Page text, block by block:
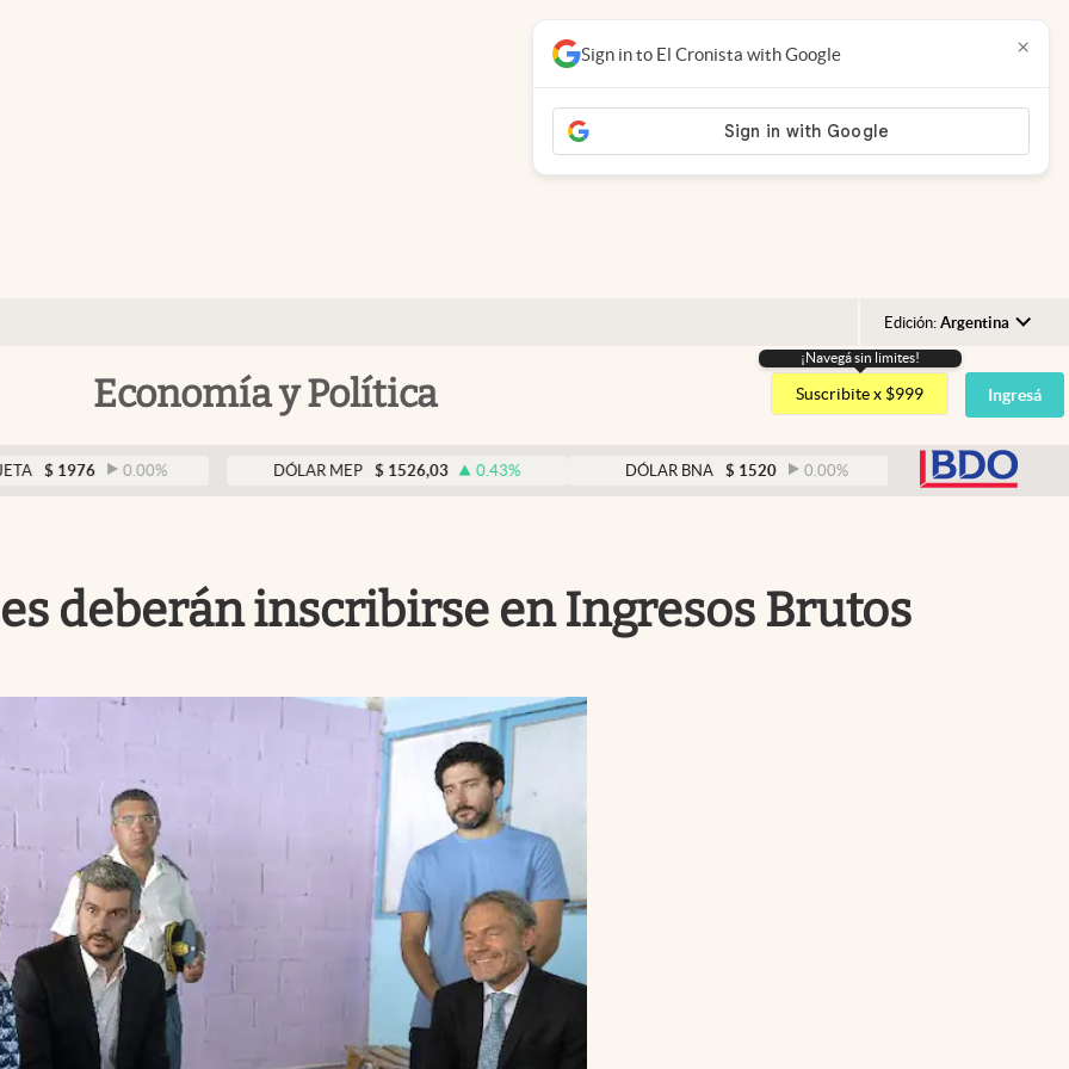
Edición: Argentina
Argentina
España
USA
Economía y Política
¡Navegá sin limites!
Suscribite x $999 Ingresá
0.00% DÓLAR MEP $ 1526,03 0.43% DÓLAR BNA $ 1520 0.00% DÓLAR BLUE $
Sign in to El Cronista with Google ×
deberán inscribirse en Ingresos Brutos